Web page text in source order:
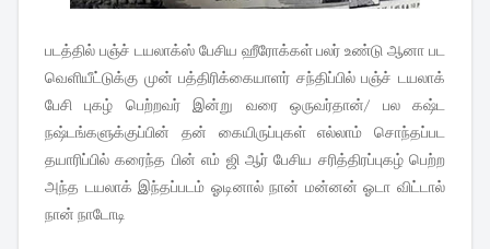
படத்தில் பஞ்ச் டயலாக்ஸ் பேசிய ஹீரோக்கள் பலர் உண்டு ஆனா பட
வெளியீட்டுக்கு முன் பத்திரிக்கையாளர் சந்திப்பில் பஞ்ச் டயலாக்
பேசி புகழ் பெற்றவர் இன்று வரை ஒருவர்தான்/ பல கஷ்ட
நஷ்டங்களுக்குப்பின் தன் கையிருப்புகள் எல்லாம் சொந்தப்பட
தயாரிப்பில் கரைந்த பின் எம் ஜி ஆர் பேசிய சரித்திரப்புகழ் பெற்ற
அந்த டயலாக் இந்தப்படம் ஓடினால் நான் மன்னன் ஓடா விட்டால்
நான் நாடோடி